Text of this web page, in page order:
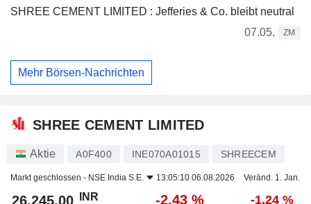
SHREE CEMENT LIMITED : Jefferies & Co. bleibt neutral
07.05.
ZM
Mehr Börsen-Nachrichten
SHREE CEMENT LIMITED
Aktie A0F400 INE070A01015 SHREECEM
Markt geschlossen - NSE India S.E. 13:05:10 06.08.2026 Veränd. 1. Jan.
26.245,00 INR -2,43 % -1,24 %